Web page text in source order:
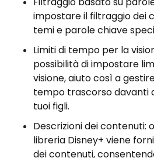
impostare il filtraggio dei
temi e parole chiave
Limiti di tempo per la
possibilità di impostare
visione, aiuto così a
tempo trascorso davanti
tuoi figli.
Descrizioni dei contenuti:
libreria Disney+ viene
dei contenuti,